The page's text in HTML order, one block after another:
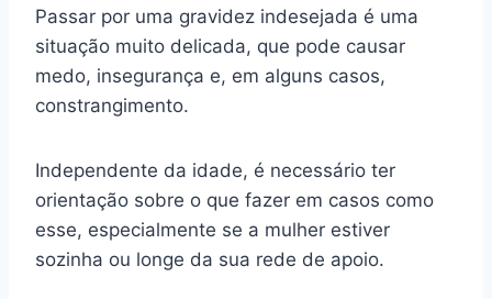
Passar por uma gravidez indesejada é uma
situação muito delicada, que pode causar
medo, insegurança e, em alguns casos,
constrangimento.
Independente da idade, é necessário ter
orientação sobre o que fazer em casos como
esse, especialmente se a mulher estiver
sozinha ou longe da sua rede de apoio.